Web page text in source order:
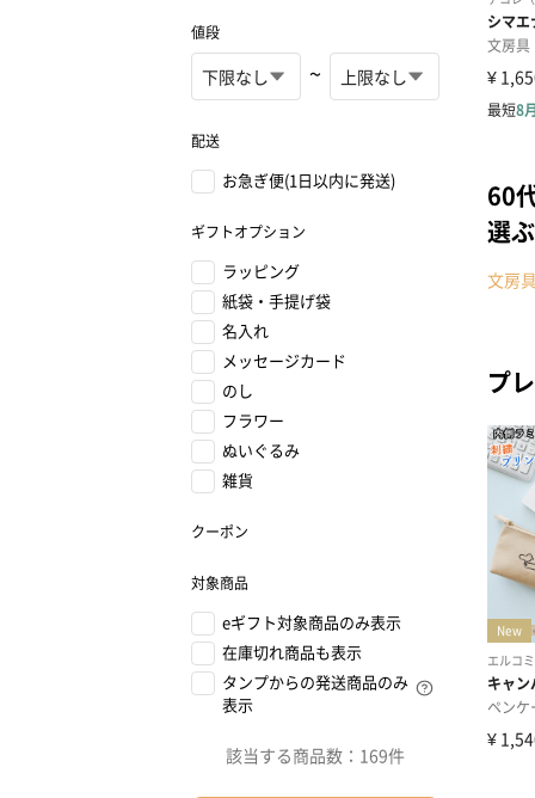
値段
~
配送
お急ぎ便(1日以内に発送)
ギフトオプション
ラッピング
紙袋・手提げ袋
名入れ
メッセージカード
のし
フラワー
ぬいぐるみ
雑貨
クーポン
対象商品
eギフト対象商品のみ表示
在庫切れ商品も表示
タンプからの発送商品のみ
表示
該当する商品数： 169件
60
選ぶ
文房
プ